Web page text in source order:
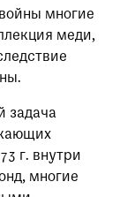
многие
меди,
задача
г. внутри
многие